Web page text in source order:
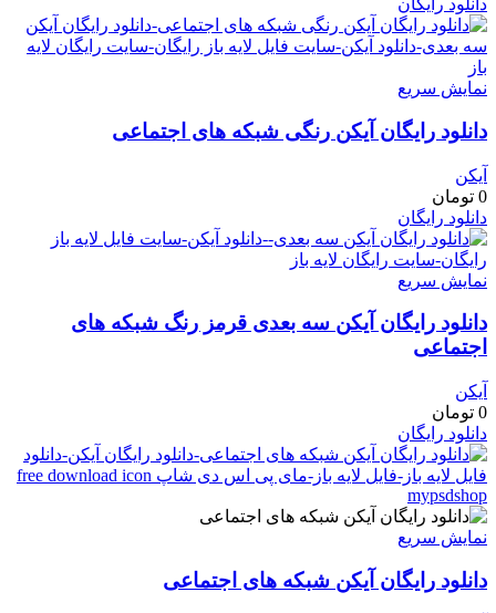
دانلود رایگان
نمایش سریع
دانلود رایگان آیکن رنگی شبکه های اجتماعی
آیکن
0 تومان
دانلود رایگان
نمایش سریع
دانلود رایگان آیکن سه بعدی قرمز رنگ شبکه های
اجتماعی
آیکن
0 تومان
دانلود رایگان
نمایش سریع
دانلود رایگان آیکن شبکه های اجتماعی